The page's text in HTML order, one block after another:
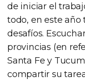
de iniciar el
todo, en este
desafíos.
provincias (en
Santa Fe y
compartir su